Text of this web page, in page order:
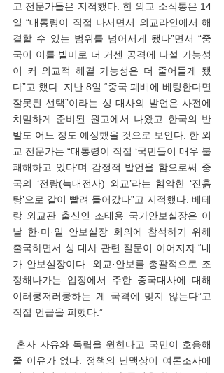
고 전문가들은 지적했다. 한 외교 소식통은 14
일 “대통령이 직접 나서면서 외교라인에서 해
결할 수 있는 범위를 넘어서게 됐다”면서 “중
국이 이를 빌미로 더 거센 공격에 나설 가능성
이 커 외교적 해결 가능성은 더 줄어들게 됐
다”고 했다. 지난 8일 “중국 패배에 베팅한다면
잘못된 선택”이라는 싱 대사의 발언은 사전에
치밀하게 준비된 원고에서 나왔고 한국의 반
발도 어느 정도 예상했을 것으로 보인다. 한 외
교 전문가는 “대통령이 직접 ‘국민들이 매우 불
쾌해하고 있다’며 감정적 발언을 함으로써 중
국의 ‘전랑(늑대전사) 외교’라는 험악한 ‘진흙
탕’으로 같이 빨려 들어갔다”고 지적했다. 베테
랑 외교관 출신인 조태용 국가안보실장은 이
날 한·미·일 안보실장 회의에 참석하기 위해
출국하면서 싱 대사 관련 질문이 이어지자 “내
가 안보실장이다. 외교·안보를 총괄적으로 조
정해나가는 입장에서 주한 중국대사에 대해
이러쿵저러쿵하는 게 국격에 맞지 않는다”고
직접 언급을 피했다.”
줄 이유가 없다. 정책의 난맥상이 여론조사에